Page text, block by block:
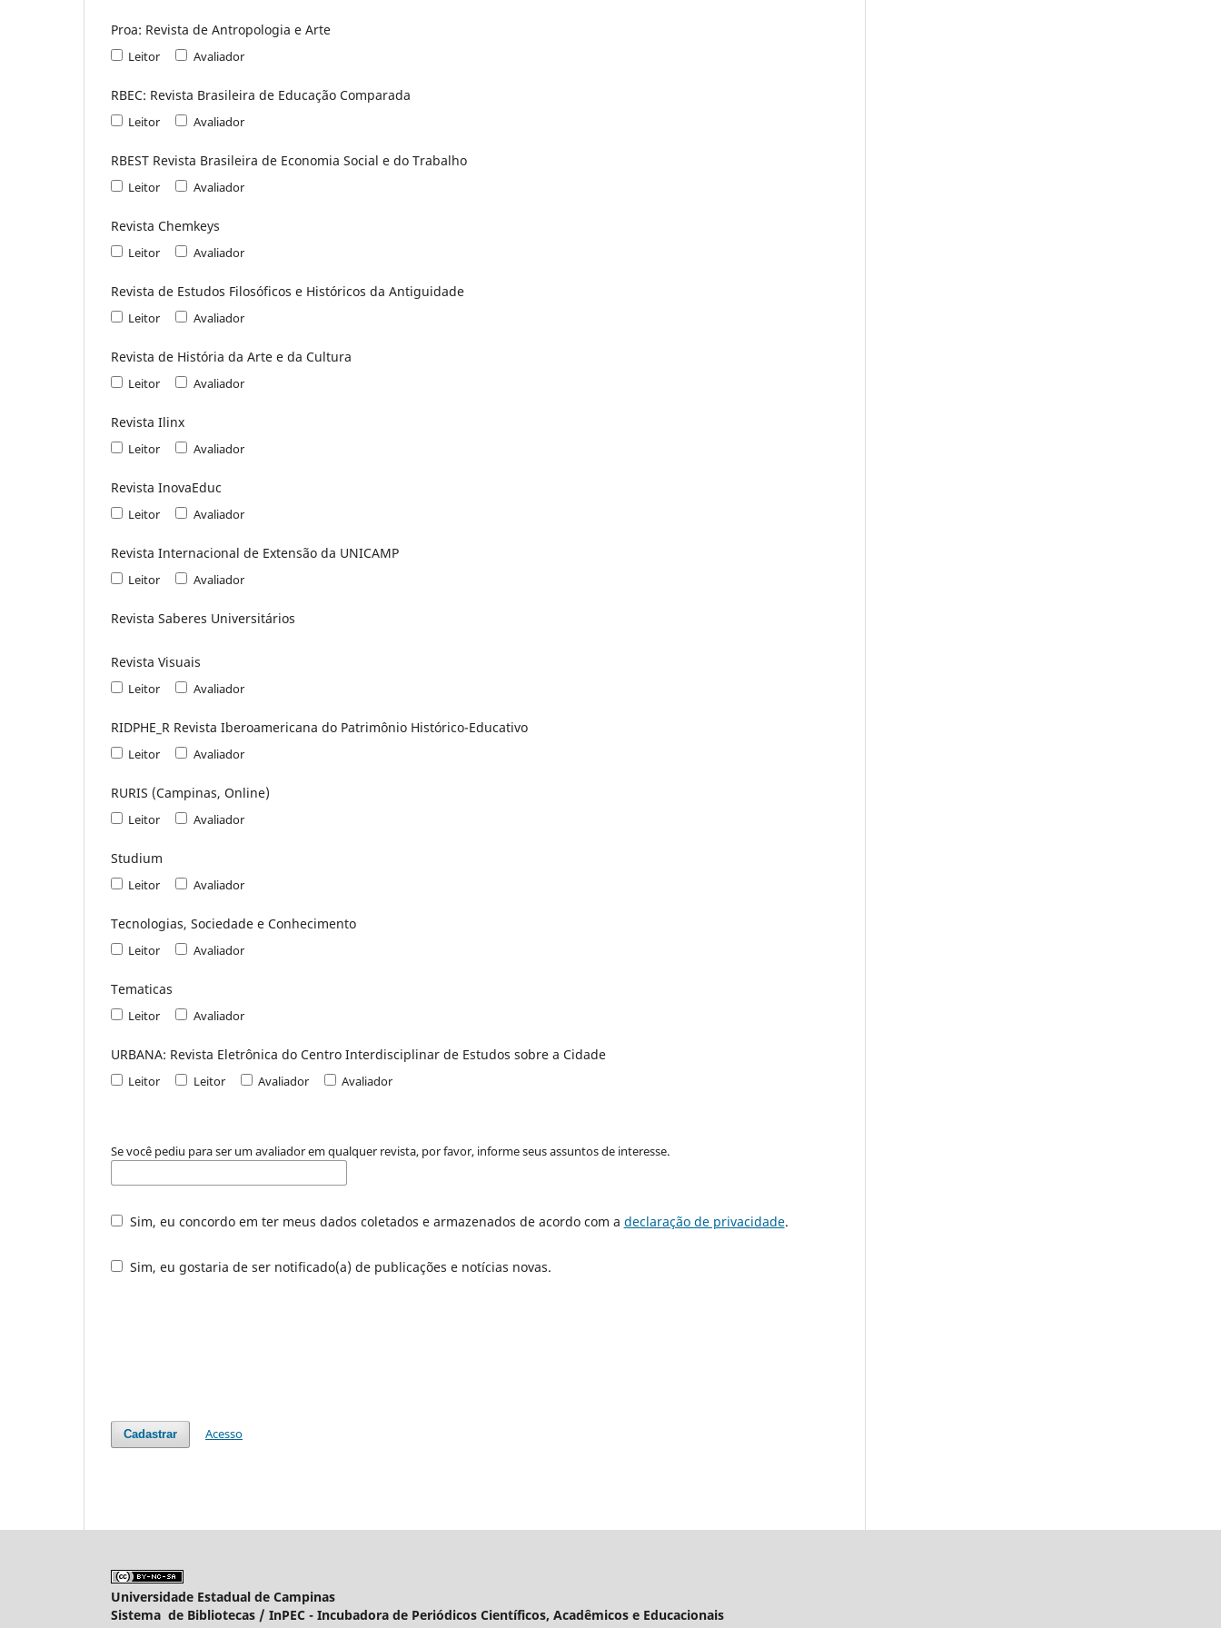
Proa: Revista de Antropologia e Arte
Leitor Avaliador
RBEC: Revista Brasileira de Educação Comparada
Leitor Avaliador
RBEST Revista Brasileira de Economia Social e do Trabalho
Leitor Avaliador
Revista Chemkeys
Leitor Avaliador
Revista de Estudos Filosóficos e Históricos da Antiguidade
Leitor Avaliador
Revista de História da Arte e da Cultura
Leitor Avaliador
Revista Ilinx
Leitor Avaliador
Revista InovaEduc
Leitor Avaliador
Revista Internacional de Extensão da UNICAMP
Leitor Avaliador
Revista Saberes Universitários
Revista Visuais
Leitor Avaliador
RIDPHE_R Revista Iberoamericana do Patrimônio Histórico-Educativo
Leitor Avaliador
RURIS (Campinas, Online)
Leitor Avaliador
Studium
Leitor Avaliador
Tecnologias, Sociedade e Conhecimento
Leitor Avaliador
Tematicas
Leitor Avaliador
URBANA: Revista Eletrônica do Centro Interdisciplinar de Estudos sobre a Cidade
Leitor Leitor Avaliador Avaliador
Se você pediu para ser um avaliador em qualquer revista, por favor, informe seus assuntos de interesse.
Sim, eu concordo em ter meus dados coletados e armazenados de acordo com a declaração de privacidade.
Sim, eu gostaria de ser notificado(a) de publicações e notícias novas.
Cadastrar Acesso
Universidade Estadual de Campinas
Sistema de Bibliotecas / InPEC - Incubadora de Periódicos Científicos, Acadêmicos e Educacionais